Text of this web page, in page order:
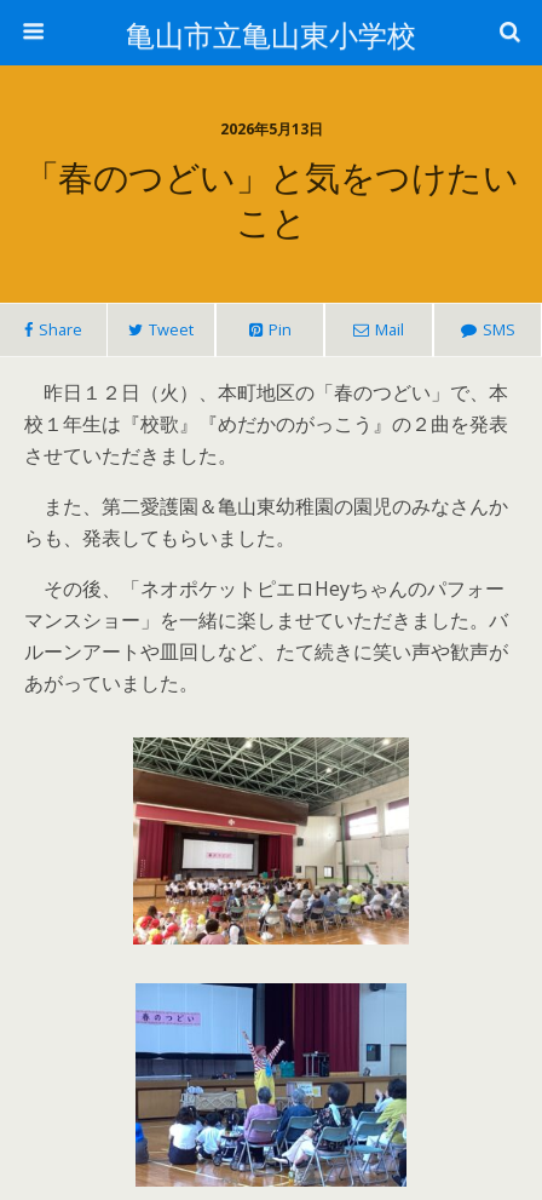
亀山市立亀山東小学校
2026年5月13日
「春のつどい」と気をつけたい
こと
Share Tweet Pin Mail SMS
昨日１２日（火）、本町地区の「春のつどい」で、本
校１年生は『校歌』『めだかのがっこう』の２曲を発表
させていただきました。
また、第二愛護園＆亀山東幼稚園の園児のみなさんか
らも、発表してもらいました。
その後、「ネオポケットピエロHeyちゃんのパフォー
マンスショー」を一緒に楽しませていただきました。バ
ルーンアートや皿回しなど、たて続きに笑い声や歓声が
あがっていました。